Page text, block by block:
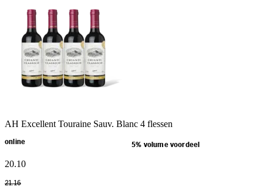
AH Excellent Touraine Sauv. Blanc 4 flessen
online 5% volume voordeel
20.10
21.16